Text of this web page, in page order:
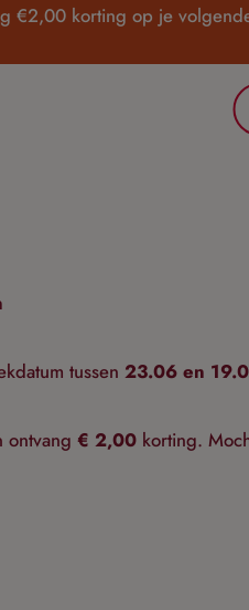
€2,00 korting op je
tussen 23.06 en
ontvang € 2,00 korting.